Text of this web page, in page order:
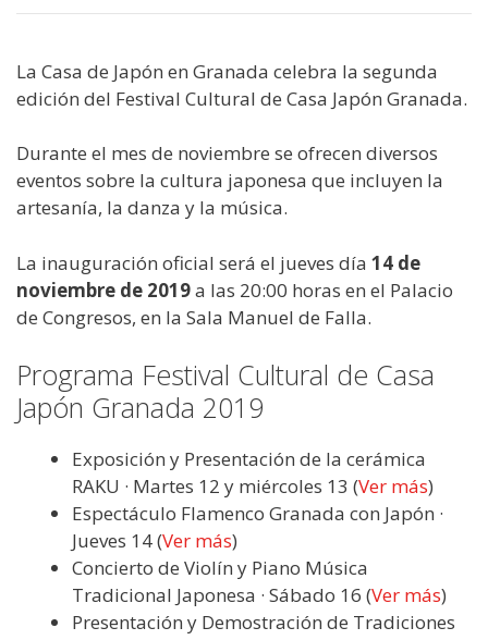
La Casa de Japón en Granada celebra la segunda
edición del Festival Cultural de Casa Japón Granada.
Durante el mes de noviembre se ofrecen diversos
eventos sobre la cultura japonesa que incluyen la
artesanía, la danza y la música.
La inauguración oficial será el jueves día 14 de
noviembre de 2019a las 20:00 horas en el Palacio
de Congresos, en la Sala Manuel de Falla.
Programa Festival Cultural de Casa
Japón Granada 2019
Exposición y Presentación de la cerámica
RAKU · Martes 12 y miércoles 13 (Ver más)
Espectáculo Flamenco Granada con Japón ·
Jueves 14 (Ver más)
Concierto de Violín y Piano Música
Tradicional Japonesa · Sábado 16 (Ver más)
Presentación y Demostración de Tradiciones